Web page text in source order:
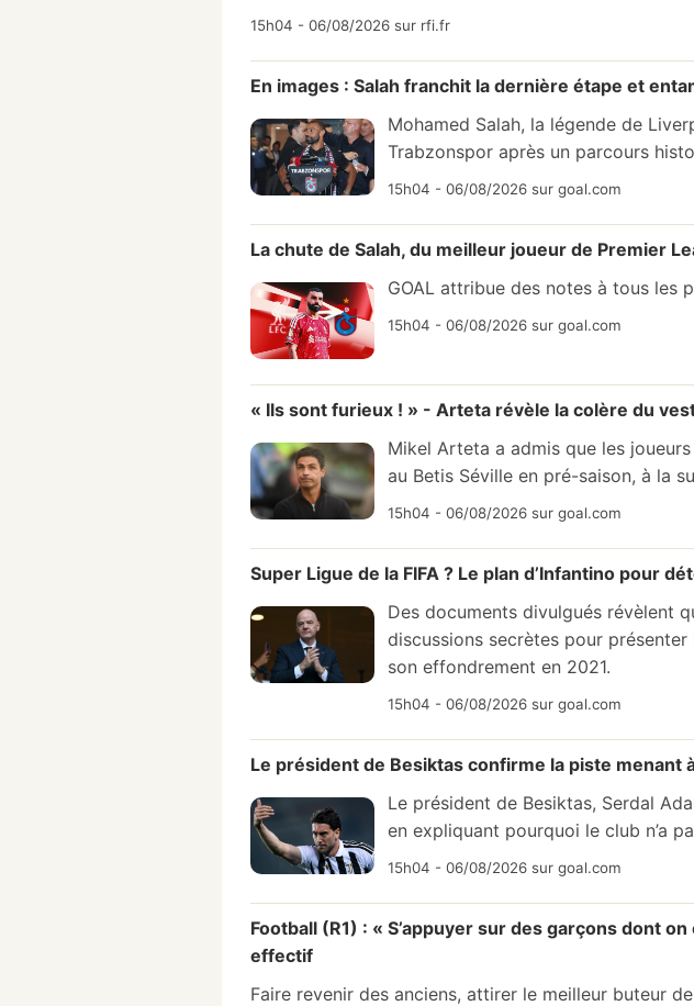
15h04 - 06/08/2026 sur rfi.fr
En images : Salah franchit la dernière étape et
Mohamed Salah, la légende de
Trabzonspor après un parcours
15h04 - 06/08/2026 sur goal.com
La chute de Salah, du meilleur joueur de Premier
GOAL attribue des notes à tous les
15h04 - 06/08/2026 sur goal.com
« Ils sont furieux ! » - Arteta révèle la colère du
Mikel Arteta a admis que les
au Betis Séville en pré-saison, à la
15h04 - 06/08/2026 sur goal.com
Super Ligue de la FIFA ? Le plan d’Infantino pour
Des documents divulgués révèlent
discussions secrètes pour
son effondrement en 2021.
15h04 - 06/08/2026 sur goal.com
Le président de Besiktas confirme la piste menant
Le président de Besiktas, Serdal
en expliquant pourquoi le club n’a
15h04 - 06/08/2026 sur goal.com
Football (R1) : « S’appuyer sur des garçons dont
effectif
Faire revenir des anciens, attirer le meilleur buteur